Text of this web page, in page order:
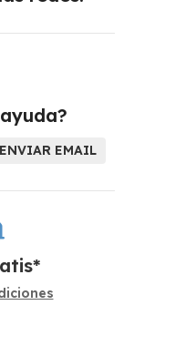
ENVIAR EMAIL